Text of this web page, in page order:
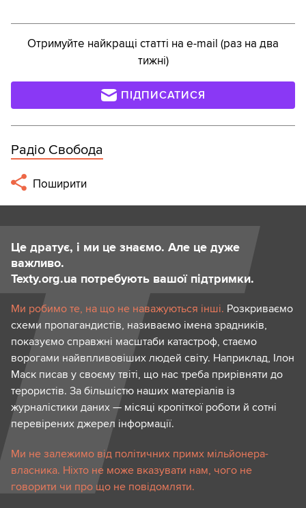
Отримуйте найкращі статті на e-mail (раз на два
тижні)
ПІДПИСАТИСЯ
Радіо Свобода
Поширити
Це дратує, і ми це знаємо. Але це дуже
важливо.
Texty.org.ua потребують вашої підтримки.
Ми робимо те, на що не наважуються інші. Розкриваємо
схеми пропагандистів, називаємо імена зрадників,
показуємо справжні масштаби катастроф, стаємо
ворогами найвпливовіших людей світу. Наприклад, Ілон
Маск писав у своєму твіті, що нас треба прирівняти до
терористів. За більшістю наших матеріалів із
журналістики даних — місяці кропіткої роботи й сотні
перевірених джерел інформації.
Ми не залежимо від політичних примх мільйонера-
власника. Ніхто не може вказувати нам, чого не
говорити чи про що не повідомляти.